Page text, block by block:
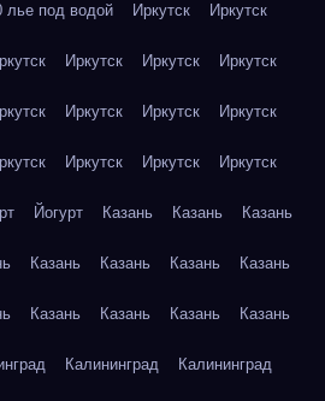
под водой Иркутск Иркутск
Иркутск Иркутск Иркутск
Иркутск Иркутск Иркутск
Иркутск Иркутск Иркутск
Йогурт Казань Казань Казань
Казань Казань Казань Казань
Казань Казань Казань Казань
Калининград Калининград